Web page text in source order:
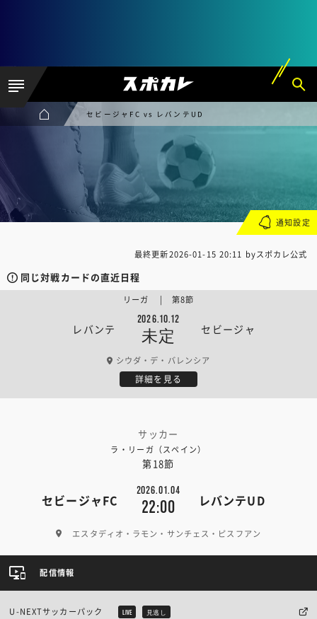
セビージャFC vs レバンテUD
最終更新2026-01-15 20:11 byスポカレ公式
同じ対戦カードの直近日程
レバンテ
2026.10.12
未定 セビージャ
リーガ | 第8節
シウダ・デ・バレンシア
詳細を見る
サッカー
ラ・リーガ（スペイン）
第18節
セビージャFC
2026.01.04
22:00 レバンテUD
エスタディオ・ラモン・サンチェス・ピスフアン
通知設定
配信情報
U-NEXTサッカーパック LIVE 見逃し